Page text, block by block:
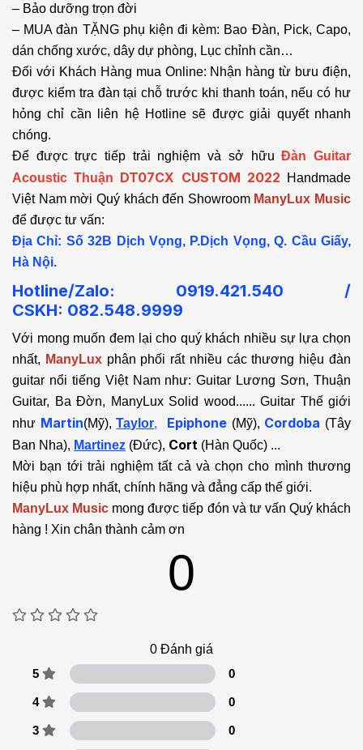
– Bảo dưỡng trọn đời
– MUA đàn TẶNG phụ kiện đi kèm: Bao Đàn, Pick, Capo,
dán chống xước, dây dự phòng, Lục chỉnh cần…
Đối với Khách Hàng mua Online: Nhận hàng từ bưu điện,
được kiểm tra đàn tại chỗ trước khi thanh toán, nếu có hư
hỏng chỉ cần liên hệ Hotline sẽ được giải quyết nhanh
chóng.
Để được trực tiếp trải nghiệm và sở hữu Đàn Guitar
Acoustic Thuận DT07CX CUSTOM 2022
Handmade
Việt Nam mời Quý khách đến Showroom ManyLux Music
để được tư vấn:
Địa Chỉ: Số 32B Dịch Vọng, P.Dịch Vọng, Q. Cầu Giấy,
Hà Nội.
Hotline/Zalo: 0919.421.540 /
CSKH: 082.548.9999
Với mong muốn đem lại cho quý khách nhiều sự lựa chọn
nhất, ManyLux phân phối rất nhiều các thương hiệu đàn
guitar nổi tiếng Việt Nam như: Guitar Lương Sơn, Thuận
Guitar, Ba Đờn, ManyLux Solid wood...... Guitar Thế giới
như Martin(Mỹ),Taylor, Epiphone (Mỹ), Cordoba (Tây
Ban Nha), Martinez (Đức), Cort (Hàn Quốc) ...
Mời bạn tới trải nghiệm tất cả và chọn cho mình thương
hiệu phù hợp nhất, chính hãng và đẳng cấp thế giới.
ManyLux Music mong được tiếp đón và tư vấn Quý khách
hàng ! Xin chân thành cảm ơn
0
0 Đánh giá
5
0
4 0
3 0